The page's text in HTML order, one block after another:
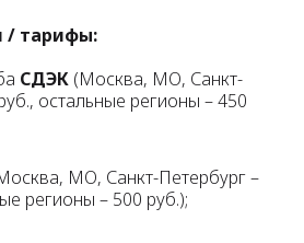
/ тарифы:
СДЭК (Москва, МО, Санкт-
остальные регионы – 450
МО, Санкт-Петербург –
регионы – 500 руб.);